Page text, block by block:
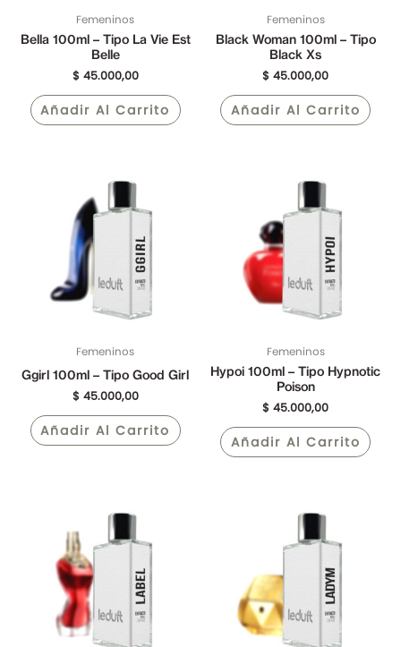
Femeninos
Bella 100ml – Tipo La Vie Est
Belle
$ 45.000,00
Añadir Al Carrito
Femeninos
Black Woman 100ml – Tipo
Black Xs
$ 45.000,00
Añadir Al Carrito
Femeninos
Ggirl 100ml – Tipo Good Girl
$ 45.000,00
Añadir Al Carrito
Femeninos
Hypoi 100ml – Tipo Hypnotic
Poison
$ 45.000,00
Añadir Al Carrito